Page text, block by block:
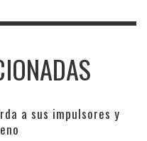
a sus impulsores y